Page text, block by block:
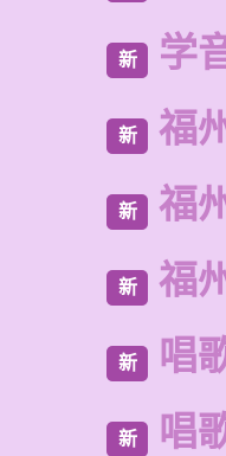
新 学
新 福
新 福
新 福
新 唱
新 唱